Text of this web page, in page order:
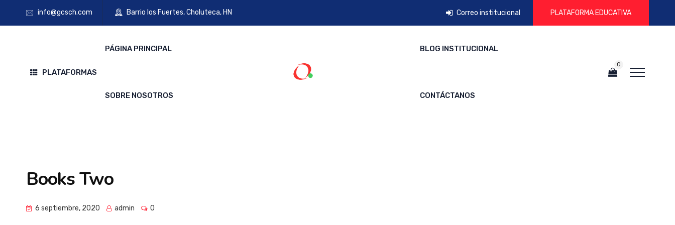
info@gcsch.com Barrio los Fuertes, Choluteca, HN Correo institucional PLATAFORMA EDUCATIVA
PLATAFORMAS
PÁGINA PRINCIPAL
SOBRE NOSOTROS
BLOG INSTITUCIONAL
CONTÁCTANOS
0
Books Two
6 septiembre, 2020 admin 0